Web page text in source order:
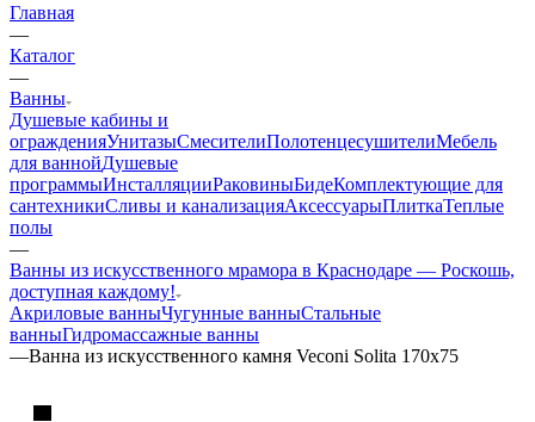
Главная
—
Каталог
—
Ванны
Душевые кабины и
огражденияУнитазыСмесителиПолотенцесушителиМебель
для ваннойДушевые
программыИнсталляцииРаковиныБидеКомплектующие для
сантехникиСливы и канализацияАксессуарыПлиткаТеплые
полы
—
Ванны из искусственного мрамора в Краснодаре — Роскошь,
доступная каждому!
Акриловые ванныЧугунные ванныСтальные
ванныГидромассажные ванны
—Ванна из искусственного камня Veconi Solita 170х75